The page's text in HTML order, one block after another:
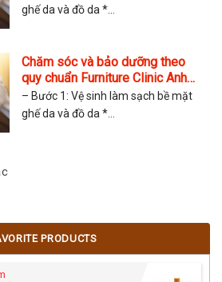
PRODUCTS
ghế da và đồ da *...
Chăm sóc và bảo dưỡng theo
quy chuẩn Furniture Clinic Anh
Quốc Copy Copy
– Bước 1: Vệ sinh làm sạch bề mặt
ghế da và đồ da *...